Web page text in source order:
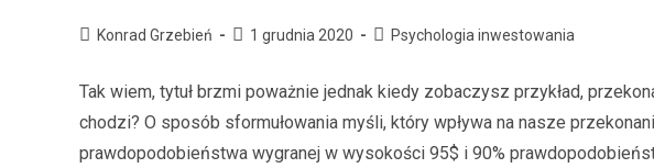
Konrad Grzebień 1 grudnia 2020 Psychologia inwestowania
Tak wiem, tytuł brzmi poważnie jednak kiedy zobaczysz przykład,
chodzi? O sposób sformułowania myśli, który wpływa na nasze
prawdopodobieństwa wygranej w wysokości 95$ i 90%